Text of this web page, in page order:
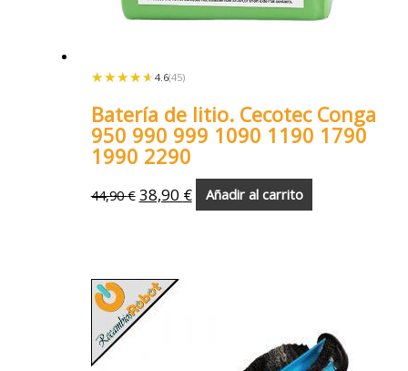
★★★★★
★★★★★ 4.6(45)
Batería de litio. Cecotec Conga
950 990 999 1090 1190 1790
1990 2290
44,90€ 38,90 € Añadir al carrito